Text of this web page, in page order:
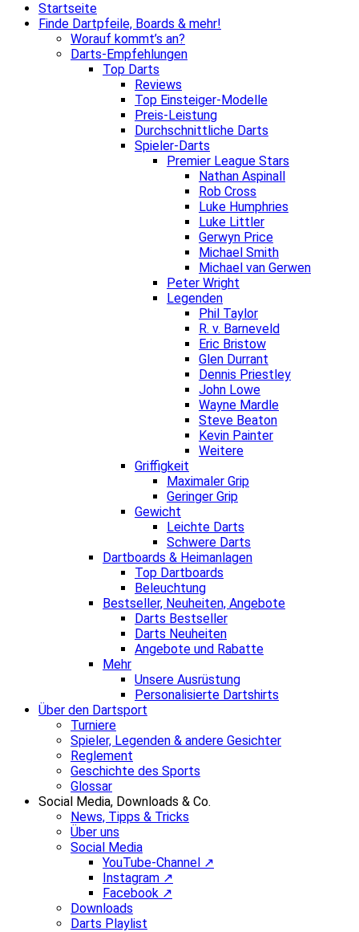
Startseite
Finde Dartpfeile, Boards & mehr!
Worauf kommt’s an?
Darts-Empfehlungen
Top Darts
Reviews
Top Einsteiger-Modelle
Preis-Leistung
Durchschnittliche Darts
Spieler-Darts
Premier League Stars
Nathan Aspinall
Rob Cross
Luke Humphries
Luke Littler
Gerwyn Price
Michael Smith
Michael van Gerwen
Peter Wright
Legenden
Phil Taylor
R. v. Barneveld
Eric Bristow
Glen Durrant
Dennis Priestley
John Lowe
Wayne Mardle
Steve Beaton
Kevin Painter
Weitere
Griffigkeit
Maximaler Grip
Geringer Grip
Gewicht
Leichte Darts
Schwere Darts
Dartboards & Heimanlagen
Top Dartboards
Beleuchtung
Bestseller, Neuheiten, Angebote
Darts Bestseller
Darts Neuheiten
Angebote und Rabatte
Mehr
Unsere Ausrüstung
Personalisierte Dartshirts
Über den Dartsport
Turniere
Spieler, Legenden & andere Gesichter
Reglement
Geschichte des Sports
Glossar
Social Media, Downloads & Co.
News, Tipps & Tricks
Über uns
Social Media
YouTube-Channel ↗
Instagram ↗
Facebook ↗
Downloads
Darts Playlist